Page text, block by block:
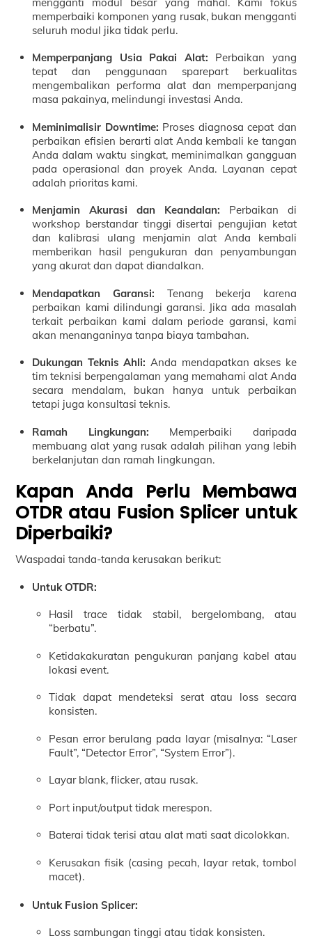
memperbaiki komponen yang rusak, bukan mengganti
seluruh modul jika tidak perlu.
Memperpanjang Usia Pakai Alat: Perbaikan yang
tepat dan penggunaan sparepart berkualitas
mengembalikan performa alat dan memperpanjang
masa pakainya, melindungi investasi Anda.
Meminimalisir Downtime: Proses diagnosa cepat dan
perbaikan efisien berarti alat Anda kembali ke tangan
Anda dalam waktu singkat, meminimalkan gangguan
pada operasional dan proyek Anda. Layanan cepat
adalah prioritas kami.
Menjamin Akurasi dan Keandalan: Perbaikan di
workshop berstandar tinggi disertai pengujian ketat
dan kalibrasi ulang menjamin alat Anda kembali
memberikan hasil pengukuran dan penyambungan
yang akurat dan dapat diandalkan.
Mendapatkan Garansi: Tenang bekerja karena
perbaikan kami dilindungi garansi. Jika ada masalah
terkait perbaikan kami dalam periode garansi, kami
akan menanganinya tanpa biaya tambahan.
Dukungan Teknis Ahli: Anda mendapatkan akses ke
tim teknisi berpengalaman yang memahami alat Anda
secara mendalam, bukan hanya untuk perbaikan
tetapi juga konsultasi teknis.
Ramah Lingkungan: Memperbaiki daripada
membuang alat yang rusak adalah pilihan yang lebih
berkelanjutan dan ramah lingkungan.
Kapan Anda Perlu Membawa
OTDR atau Fusion Splicer untuk
Diperbaiki?
Waspadai tanda-tanda kerusakan berikut:
Untuk OTDR:
Hasil trace tidak stabil, bergelombang, atau
“berbatu”.
Ketidakakuratan pengukuran panjang kabel atau
lokasi event.
Tidak dapat mendeteksi serat atau loss secara
konsisten.
Pesan error berulang pada layar (misalnya: “Laser
Fault”, “Detector Error”, “System Error”).
Layar blank, flicker, atau rusak.
Port input/output tidak merespon.
Baterai tidak terisi atau alat mati saat dicolokkan.
Kerusakan fisik (casing pecah, layar retak, tombol
macet).
Untuk Fusion Splicer:
Loss sambungan tinggi atau tidak konsisten.